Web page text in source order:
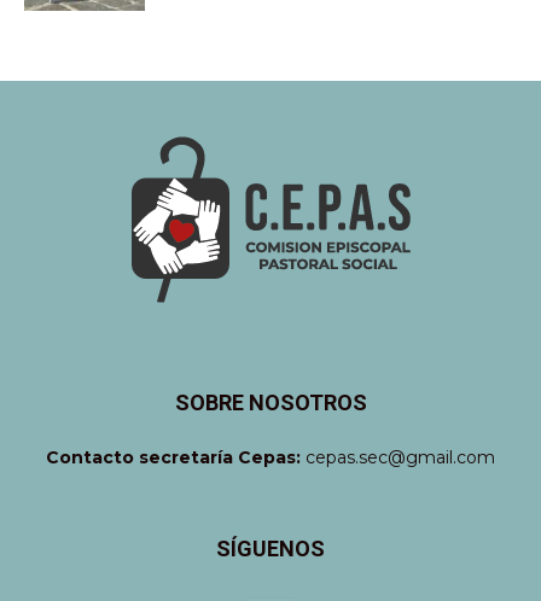
SOBRE NOSOTROS
Contacto secretaría Cepas: cepas.sec@gmail.com
SÍGUENOS